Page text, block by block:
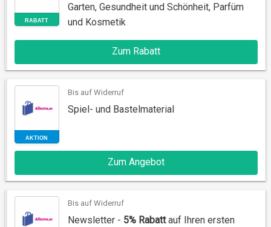
RABATT
Garten, Gesundheit und Schönheit, Parfüm
und Kosmetik
Zum Rabatt
Bis auf Widerruf
Spiel- und Bastelmaterial
Zum Angebot
Bis auf Widerruf
Newsletter - 5% Rabattauf Ihren ersten